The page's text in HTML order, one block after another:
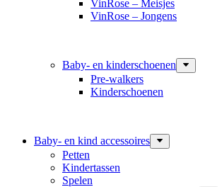
VinRose – Meisjes
VinRose – Jongens
Baby- en kinderschoenen
Pre-walkers
Kinderschoenen
Baby- en kind accessoires
Petten
Kindertassen
Spelen